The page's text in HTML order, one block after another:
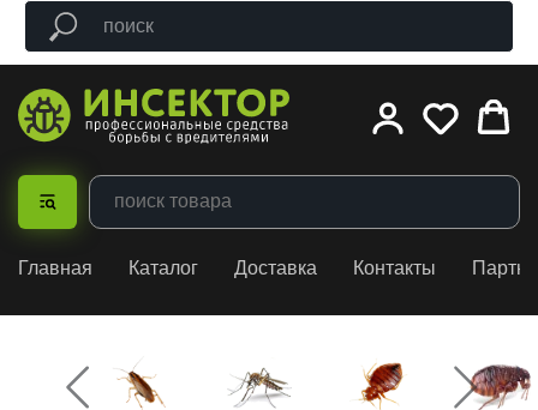
Главная Каталог Доставка Контакты